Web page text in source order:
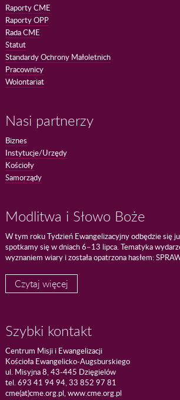
Raporty CME
Raporty OPP
Rada CME
Statut
Standardy Ochrony Małoletnich
Pracownicy
Wolontariat
Nasi partnerzy
Biznes
Instytucje/Urzędy
Kościoły
Samorządy
Modlitwa i Słowo Boże
W tym roku Tydzień Ewangelizacyjny odbędzie się
spotkamy się w dniach 6–13 lipca. Tematyka
wyznaniem wiary i została opatrzona hasłem:
Czytaj więcej
Szybki kontakt
Centrum Misji i Ewangelizacji
Kościoła Ewangelicko-Augsburskiego
ul. Misyjna 8, 43-445 Dzięgielów
tel. 693 41 94 94, 33 852 97 81
cme(at)cme.org.pl, www.cme.org.pl